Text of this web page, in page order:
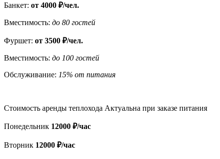
Банкет: от 4000 ₽/чел.
Вместимость: до 80 гостей
Фуршет: от 3500 ₽/чел.
Вместимость: до 100 гостей
Обслуживание: 15% от питания
Стоимость аренды теплохода Актуальна при заказе питания
Понедельник 12000 ₽/час
Вторник 12000 ₽/час